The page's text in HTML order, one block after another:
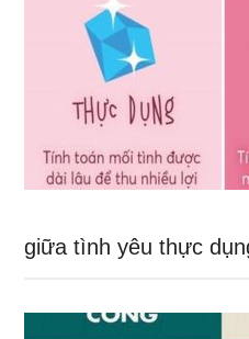
giữa tình yêu thực